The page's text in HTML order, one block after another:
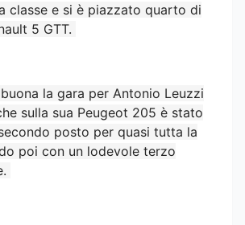
classe e si è piazzato quarto di
5 GTT.
la gara per Antonio Leuzzi
sulla sua Peugeot 205 è stato
posto per quasi tutta la
poi con un lodevole terzo